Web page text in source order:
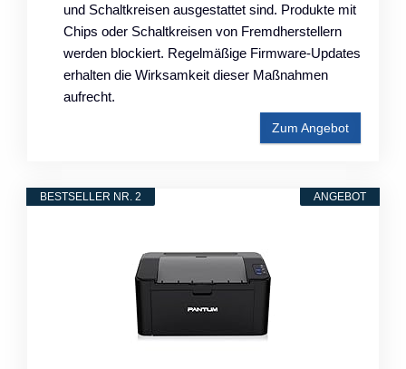
und Schaltkreisen ausgestattet sind. Produkte mit
Chips oder Schaltkreisen von Fremdherstellern
werden blockiert. Regelmäßige Firmware-Updates
erhalten die Wirksamkeit dieser Maßnahmen
aufrecht.
Zum Angebot
ANGEBOT
BESTSELLER NR. 2